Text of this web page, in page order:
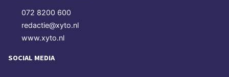
072 8200 600
redactie@xyto.nl
www.xyto.nl
SOCIAL MEDIA